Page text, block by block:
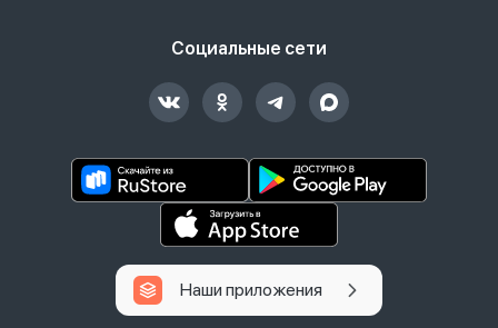
Социальные сети
Наши приложения